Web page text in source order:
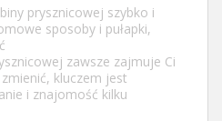
prysznicowej szybko i
sposoby i pułapki,
zawsze zajmuje Ci
kluczem jest
i znajomość kilku